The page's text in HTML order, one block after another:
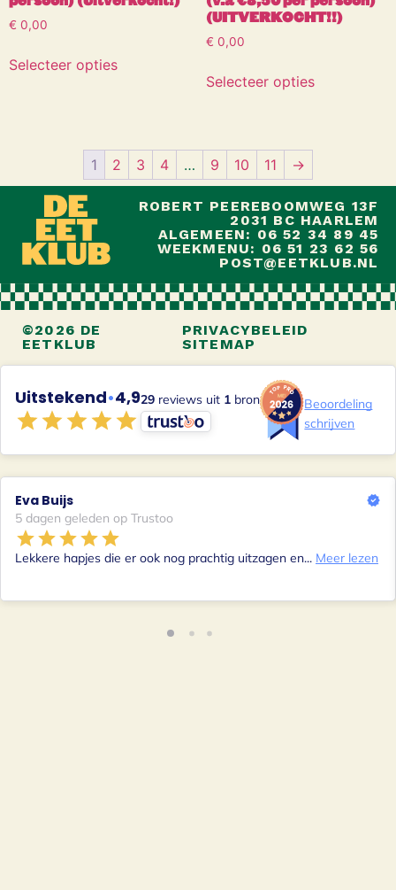
€ 0,00
Selecteer opties
(UITVERKOCHT!!)
€ 0,00
Selecteer opties
1 2 3 4 … 9 10 11 →
ROBERT PEEREBOOMWEG 13F
2031 BC HAARLEM
ALGEMEEN: 06 52 34 89 45
WEEKMENU: 06 51 23 62 56
POST@EETKLUB.NL
©2026 DE
EETKLUB
PRIVACYBELEID
SITEMAP
Uitstekend•4,929 reviews uit 1 bron
Beoordeling
schrijven
Eva Buijs
5 dagen geleden op Trustoo
Lekkere hapjes die er ook nog prachtig uitzagen en... Meer lezen